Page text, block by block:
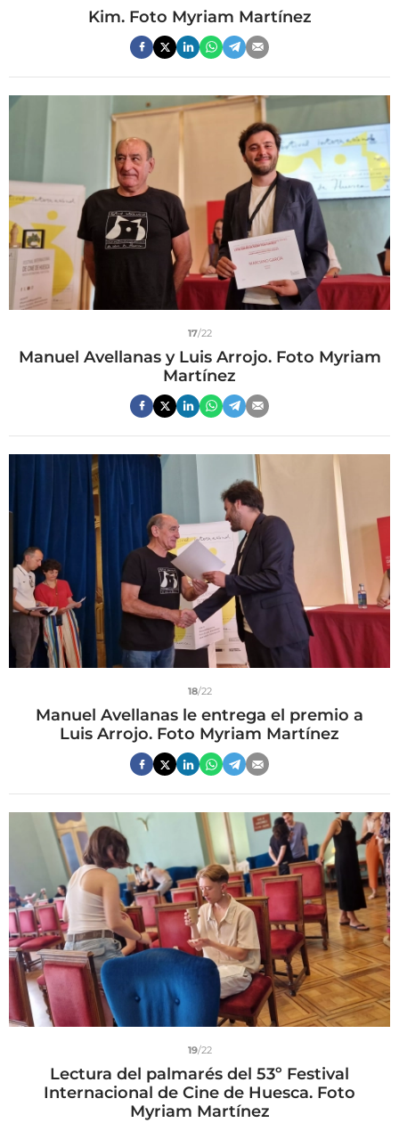
Kim. Foto Myriam Martínez
17/22
Manuel Avellanas y Luis Arrojo. Foto Myriam
Martínez
18/22
Manuel Avellanas le entrega el premio a
Luis Arrojo. Foto Myriam Martínez
19/22
Lectura del palmarés del 53º Festival
Internacional de Cine de Huesca. Foto
Myriam Martínez